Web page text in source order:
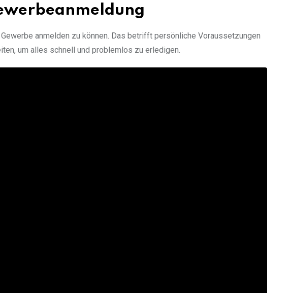
anmelden zu können. Das betrifft persönliche Voraussetzungen
um alles schnell und problemlos zu erledigen.